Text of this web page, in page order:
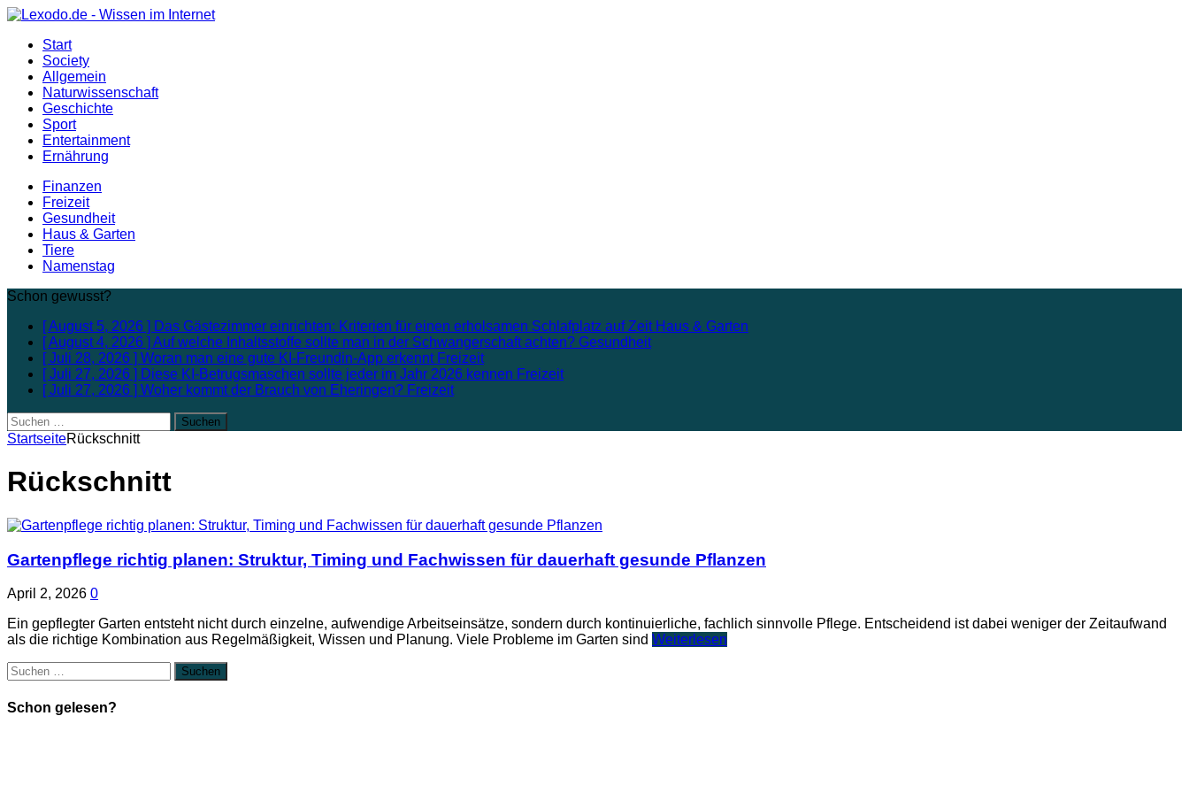
Start
Society
Allgemein
Naturwissenschaft
Geschichte
Sport
Entertainment
Ernährung
Finanzen
Freizeit
Gesundheit
Haus & Garten
Tiere
Namenstag
Schon gewusst?
[ August 5, 2026 ] Das Gästezimmer einrichten: Kriterien für einen erholsamen Schlafplatz auf Zeit Haus & Garten
[ August 4, 2026 ] Auf welche Inhaltsstoffe sollte man in der Schwangerschaft achten? Gesundheit
[ Juli 28, 2026 ] Woran man eine gute KI-Freundin-App erkennt Freizeit
[ Juli 27, 2026 ] Diese KI-Betrugsmaschen sollte jeder im Jahr 2026 kennen Freizeit
[ Juli 27, 2026 ] Woher kommt der Brauch von Eheringen? Freizeit
Suchen
nach:
StartseiteRückschnitt
Rückschnitt
Gartenpflege richtig planen: Struktur, Timing und Fachwissen für dauerhaft gesunde Pflanzen
April 2, 2026 0
Ein gepflegter Garten entsteht nicht durch einzelne, aufwendige Arbeitseinsätze, sondern durch kontinuierliche, fachlich sinnvolle Pflege. Entscheidend ist dabei weniger der Zeitaufwand
als die richtige Kombination aus Regelmäßigkeit, Wissen und Planung. Viele Probleme im Garten sind Weiterlesen
Suchen
nach:
Schon gelesen?